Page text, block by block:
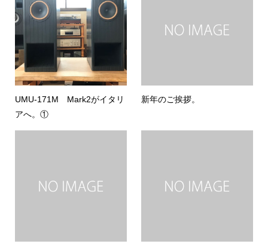
UMU-171M Mark2がイタリ
アへ。①
新年のご挨拶。